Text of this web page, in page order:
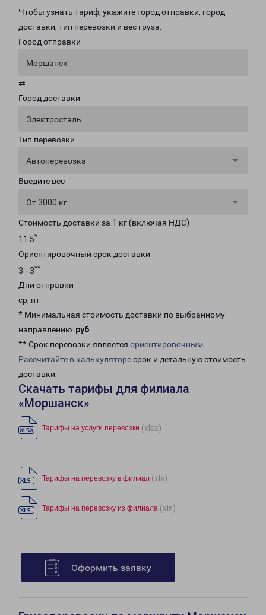
Чтобы узнать тариф, укажите город отправки, город
доставки, тип перевозки и вес груза.
Город отправки
Моршанск
⇄
Город доставки
Электросталь
Тип перевозки
Автоперевозка
Введите вес
От 3000 кг
Стоимость доставки за 1 кг (включая НДС)
11.5*
Ориентировочный срок доставки
3 - 3**
Дни отправки
ср, пт
* Минимальная стоимость доставки по выбранному
направлению: руб.
** Срок перевозки является ориентировочным
Рассчитайте в калькуляторесрок и детальную стоимость
доставки.
Скачать тарифы для филиала
«Моршанск»
Тарифы на услуги перевозки (xlsx)
Тарифы на перевозку в филиал (xls)
Тарифы на перевозку из филиала (xls)
Оформить заявку